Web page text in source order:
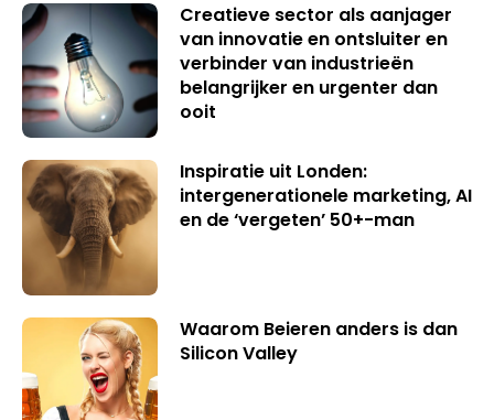
Creatieve sector als aanjager
van innovatie en ontsluiter en
verbinder van industrieën
belangrijker en urgenter dan
ooit
Inspiratie uit Londen:
intergenerationele marketing, AI
en de ‘vergeten’ 50+-man
Waarom Beieren anders is dan
Silicon Valley